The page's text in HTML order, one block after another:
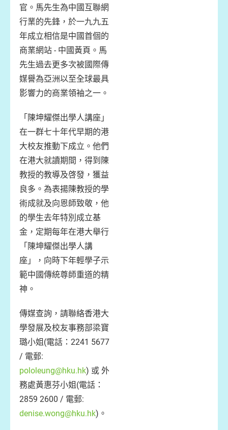
官。馬先生為中國互聯網
行業的先鋒，於一九九五
年成立相信是中國首個的
商業網站 - 中國黃頁。馬
先生過去更多次被國際傳
媒譽為亞洲以至全球最具
影響力的商業領袖之一。
「陳坤耀傑出學人講座」
在一群七十年代早期的港
大校友推動下成立。他們
在港大就讀期間，得到陳
教授的教導及啓發，獲益
良多。為表揚陳教授的學
術成就及向恩師致敬，他
的學生去年特別成立基
金，定期每年在港大舉行
「陳坤耀傑出學人講
座」，向時下年輕學子示
範中國傳統尊師重道的精
神。
傳媒查詢，請聯絡香港大
學發展及校友事務部梁寶
璐小姐(電話：2241 5677
/ 電郵:
pololeung@hku.hk) 或 外
務處黃惠芬小姐(電話：
2859 2600 / 電郵:
denise.wong@hku.hk)。